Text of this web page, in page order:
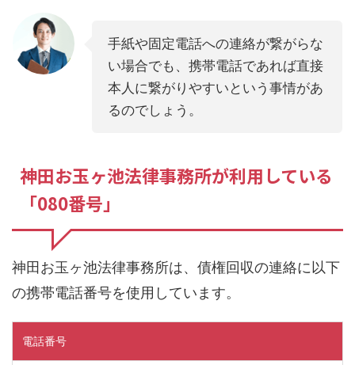
手紙や固定電話への連絡が繋がらな
い場合でも、携帯電話であれば直接
本人に繋がりやすいという事情があ
るのでしょう。
神田お玉ヶ池法律事務所が利用している
「080番号」
神田お玉ヶ池法律事務所は、債権回収の連絡に以下
の携帯電話番号を使用しています。
電話番号